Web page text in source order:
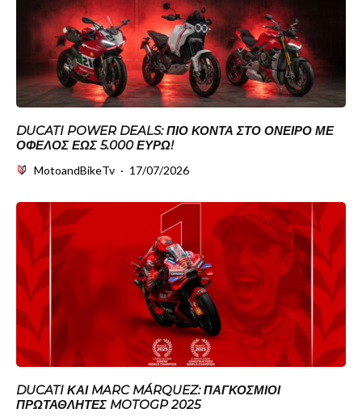
DUCATI POWER DEALS: ΠΙΟ ΚΟΝΤΆ ΣΤΟ ΌΝΕΙΡΟ ΜΕ
ΌΦΕΛΟΣ ΈΩΣ 5.000 ΕΥΡΏ!
MotoandBikeTv · 17/07/2026
DUCATI ΚΑΙ MARC MÁRQUEZ: ΠΑΓΚΌΣΜΙΟΙ
ΠΡΩΤΑΘΛΗΤΈΣ MOTOGP 2025